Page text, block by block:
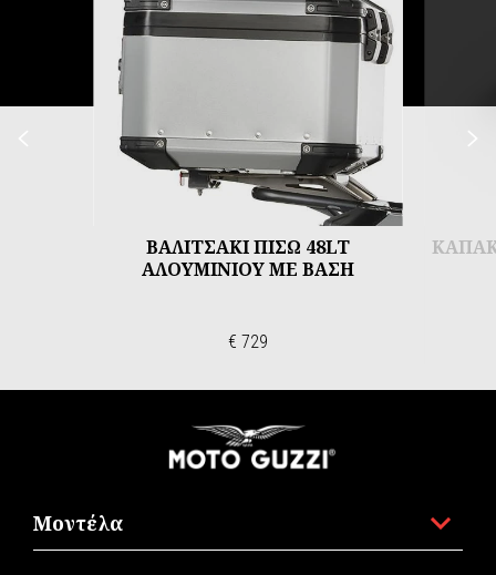
Προηγούμενο
ΒΑΛΙΤΣΑΚΙ ΠΙΣΩ 48LT
ΑΛΟΥΜΙΝΙΟΥ ΜΕ ΒΑΣΗ
€ 729
Μοντέλα